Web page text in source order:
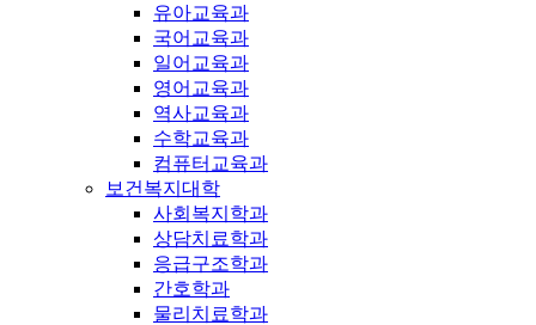
유아교육과
국어교육과
일어교육과
영어교육과
역사교육과
수학교육과
컴퓨터교육과
보건복지대학
사회복지학과
상담치료학과
응급구조학과
간호학과
물리치료학과